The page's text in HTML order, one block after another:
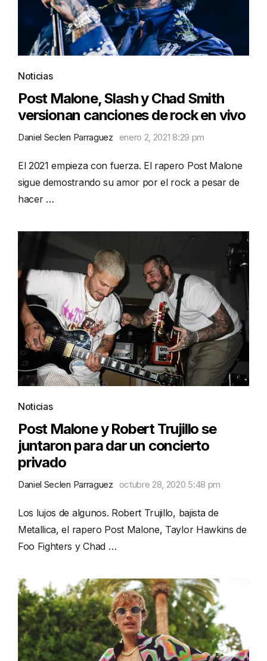
Noticias
Post Malone, Slash y Chad Smith
versionan canciones de rock en vivo
Daniel Seclen Parraguez enero 2, 2021 8:29 pm
El 2021 empieza con fuerza. El rapero Post Malone
sigue demostrando su amor por el rock a pesar de
hacer …
Noticias
Post Malone y Robert Trujillo se
juntaron para dar un concierto
privado
Daniel Seclen Parraguez octubre 28, 2020 5:48 pm
Los lujos de algunos. Robert Trujillo, bajista de
Metallica, el rapero Post Malone, Taylor Hawkins de
Foo Fighters y Chad …